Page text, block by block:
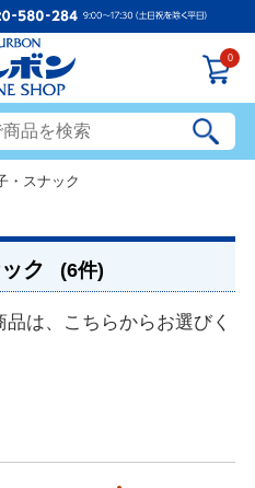
0
・スナック
ク (6件)
は、こちらからお選びく